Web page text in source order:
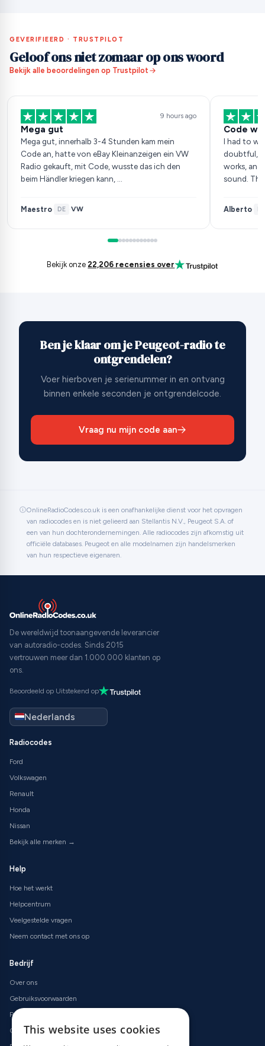
GEVERIFIEERD · TRUSTPILOT
Geloof ons niet zomaar op ons woord
Bekijk alle beoordelingen op Trustpilot
9 hours ago
Mega gut
Mega gut, innerhalb 3-4 Stunden kam mein
Code an, hatte von eBay Kleinanzeigen ein VW
Radio gekauft, mit Code, wusste das ich den
beim Händler kriegen kann, …
Maestro· DE ·VW
Code
I had to
doubtful,
works, and
sound.
Alberto·
Bekijk onze22,206 recensies over
Ben je klaar om je Peugeot-radio te
ontgrendelen?
Voer hierboven je serienummer in en ontvang
binnen enkele seconden je ontgrendelcode.
Vraag nu mijn code aan
OnlineRadioCodes.co.uk is een onafhankelijke dienst voor het opvragen
van radiocodes en is niet gelieerd aan Stellantis N.V., Peugeot S.A. of
een van hun dochterondernemingen. Alle radiocodes zijn afkomstig uit
officiële databases. Peugeot en alle modelnamen zijn handelsmerken
van hun respectieve eigenaren.
De wereldwijd toonaangevende leverancier
van autoradio-codes. Sinds 2015
vertrouwen meer dan 1.000.000 klanten op
ons.
Beoordeeld op Uitstekend op
Radiocodes
Ford
Volkswagen
Renault
Honda
Nissan
Bekijk alle merken →
Help
Hoe het werkt
Helpcentrum
Veelgestelde vragen
Neem contact met ons op
Bedrijf
Over ons
Gebruiksvoorwaarden
Privacybeleid
Cookiebeleid
This website uses cookies